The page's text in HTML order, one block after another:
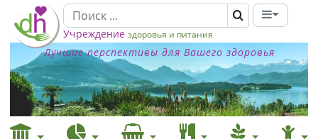
Учреждение здоровья и питания
Лучшие перспективы для Вашего здоровья